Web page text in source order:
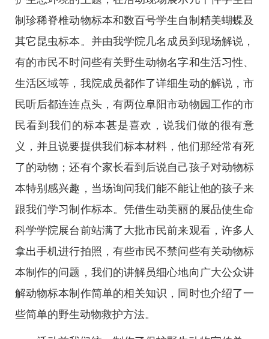
制珍稀脊椎动物标本和数百号学生自制精美蝴蝶及
其它昆虫标本。并由我学院几名成员到现场解说，
有的市民不时问些有关野生动物名字和生活习性、
生活区域等，我院成员都作了详细生动的解说，市
民听后都连连点头，有两位阜阳市动物园工作的市
民看到我们的标本甚是喜欢，说我们做的很有意
义，并且说要提供我们标本材料，他们那经常有死
了的动物；还有个家长看到后说自己孩子对动物标
本特别感兴趣，当场询问我们能不能让他的孩子来
跟我们学习制作标本。凭借生动美丽的展品使生命
科学学院展台前站满了大批市民前来观看，许多人
拿出手机进行拍照，有些市民不禁问些有关动物标
本制作的问题，我们的讲解员细心地向广大公众讲
解动物标本制作简单的相关知识，同时也介绍了一
些简单的野生动物救护方法。